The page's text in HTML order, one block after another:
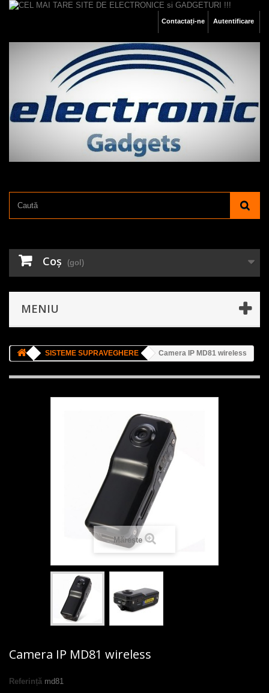
Autentificare
Contactați-ne
Coş (gol)
MENIU
SISTEME SUPRAVEGHERE Camera IP MD81 wireless
Mărește
Camera IP MD81 wireless
Referință md81